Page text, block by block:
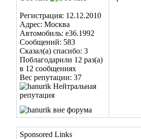
Регистрация: 12.12.2010
Адрес: Москва
Автомобиль: e36.1992
Сообщений: 583
Сказал(а) спасибо: 3
Поблагодарили 12 раз(а)
в 12 сообщениях
Вес репутации: 37
Sponsored Links